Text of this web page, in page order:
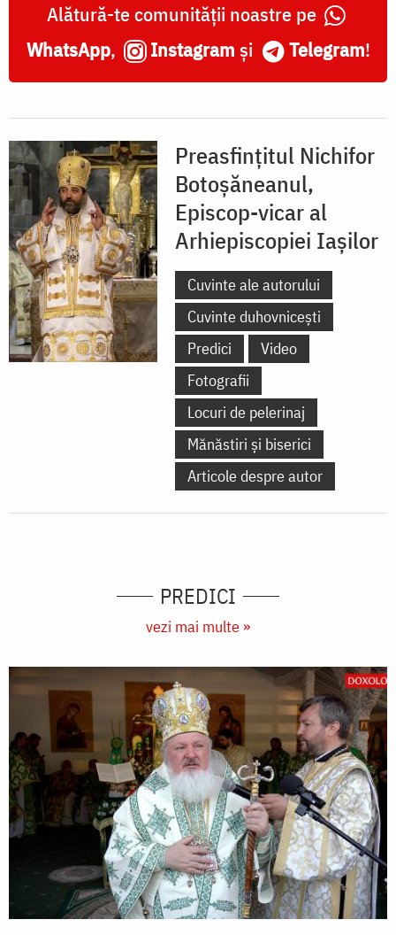
Alătură-te comunității noastre pe
WhatsApp, Instagram și Telegram!
Preasfințitul Nichifor
Botoșăneanul,
Episcop-vicar al
Arhiepiscopiei Iașilor
Cuvinte ale autorului
Cuvinte duhovnicești
Predici
Video
Fotografii
Locuri de pelerinaj
Mănăstiri și biserici
Articole despre autor
PREDICI
vezi mai multe »